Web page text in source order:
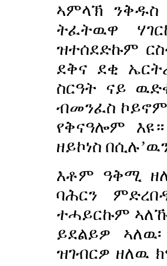
ኣምላኽ ንቅዱስ
ትፈትዉዋ
ዝተሰደድኩም
ደቅና ደቂ
ስርዓት ናይ
ብመንፈስ ኮይኖም
የቅናዓሎም
ዘይኮነስ
እቶም ዓቅሚ
ባሕርን
ተሓይርኩም
ይደልይዎ
ዝገብርዎ ዘለዉ